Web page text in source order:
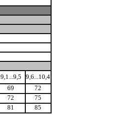
9,1...9,5
9,6...10,4
69
72
72
75
81 85